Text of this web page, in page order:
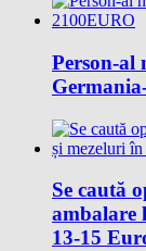
Person-al
Se caută
ambalare
13-15